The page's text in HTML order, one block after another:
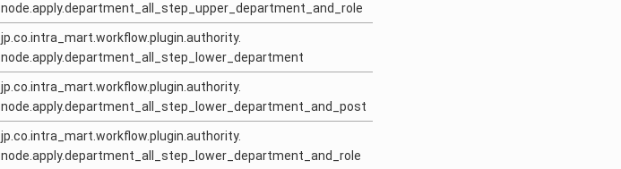
node.apply.department_all_step_upper_department_and_role
jp.co.intra_mart.workflow.plugin.authority.
node.apply.department_all_step_lower_department
jp.co.intra_mart.workflow.plugin.authority.
node.apply.department_all_step_lower_department_and_post
jp.co.intra_mart.workflow.plugin.authority.
node.apply.department_all_step_lower_department_and_role